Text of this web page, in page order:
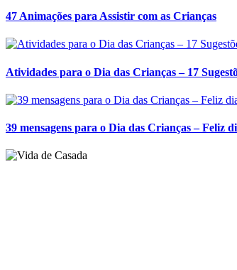
47 Animações para Assistir com as Crianças
Atividades para o Dia das Crianças – 17
39 mensagens para o Dia das Crianças – Feliz